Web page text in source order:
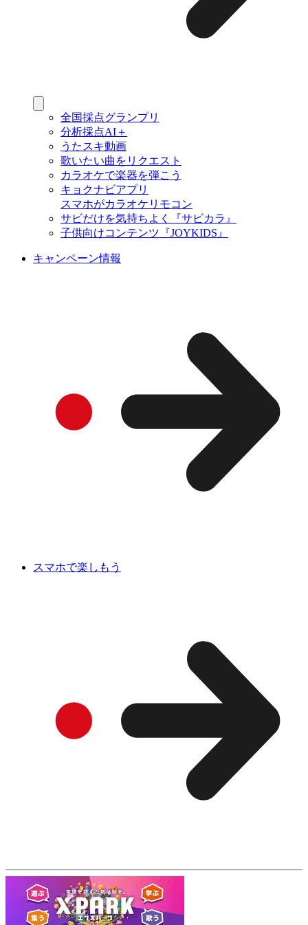
全国採点グランプリ
分析採点AI＋
うたスキ動画
歌いたい曲をリクエスト
カラオケで楽器を弾こう
キョクナビアプリ
スマホがカラオケリモコン
サビだけを気持ちよく『サビカラ』
子供向けコンテンツ『JOYKIDS』
キャンペーン情報
スマホで楽しもう